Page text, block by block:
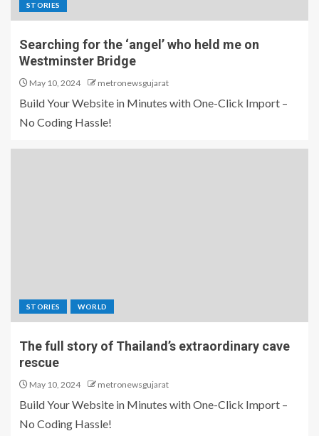
STORIES
Searching for the ‘angel’ who held me on
Westminster Bridge
May 10, 2024 metronewsgujarat
Build Your Website in Minutes with One-Click Import –
No Coding Hassle!
STORIES WORLD
The full story of Thailand’s extraordinary cave
rescue
May 10, 2024 metronewsgujarat
Build Your Website in Minutes with One-Click Import –
No Coding Hassle!